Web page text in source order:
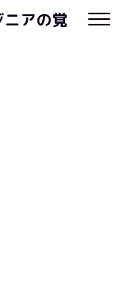
アの覚